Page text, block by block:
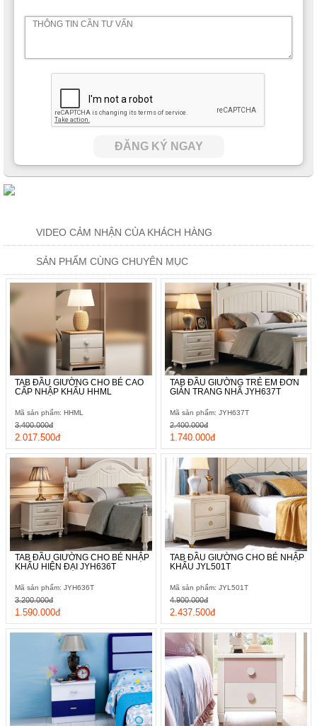
ĐĂNG KÝ NGAY
VIDEO CẢM NHẬN CỦA KHÁCH HÀNG
SẢN PHẨM CÙNG CHUYÊN MỤC
TAB ĐẦU GIƯỜNG CHO BÉ CAO
CẤP NHẬP KHẨU HHML
Mã sản phẩm: HHML
2.017.500đ
3.400.000đ
TAB ĐẦU GIƯỜNG TRẺ EM ĐƠN
GIẢN TRANG NHÃ JYH637T
Mã sản phẩm: JYH637T
1.740.000đ
2.400.000đ
TAB ĐẦU GIƯỜNG CHO BÉ NHẬP
KHẨU HIỆN ĐẠI JYH636T
Mã sản phẩm: JYH636T
1.590.000đ
3.200.000đ
TAB ĐẦU GIƯỜNG CHO BÉ NHẬP
KHẨU JYL501T
Mã sản phẩm: JYL501T
2.437.500đ
4.900.000đ